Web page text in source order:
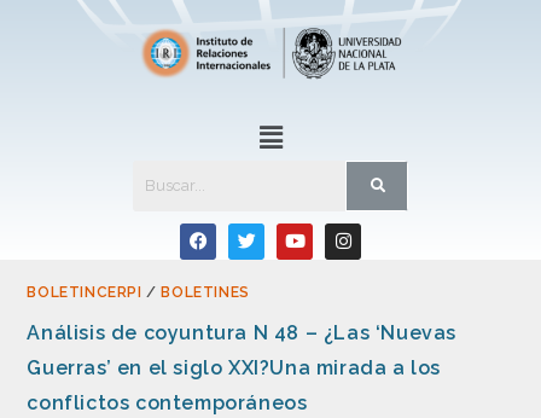
BOLETINCERPI / BOLETINES
Análisis de coyuntura N 48 – ¿Las ‘Nuevas
Guerras’ en el siglo XXI?Una mirada a los
conflictos contemporáneos